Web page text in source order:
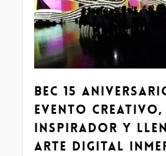
BEC 15
evento creativo,
inspirador y
Arte Digital